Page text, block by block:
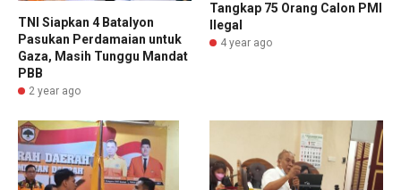
TNI Siapkan 4 Batalyon
Pasukan Perdamaian untuk
Gaza, Masih Tunggu Mandat
PBB
2 year ago
Tangkap 75 Orang Calon PMI
Ilegal
4 year ago